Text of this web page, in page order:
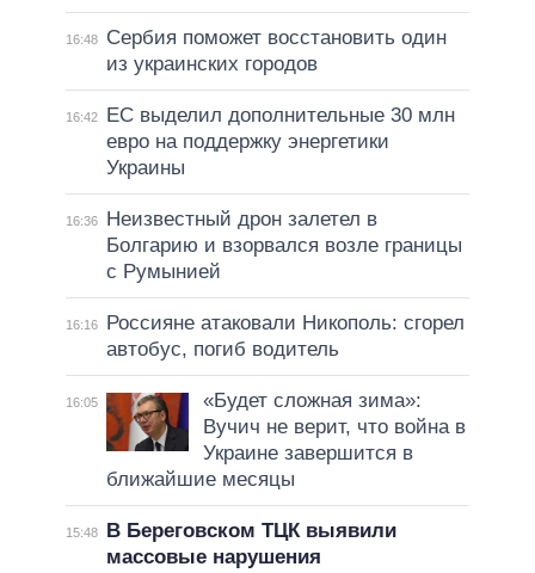
16:48
Сербия поможет восстановить один
из украинских городов
16:42
ЕС выделил дополнительные 30 млн
евро на поддержку энергетики
Украины
16:36
Неизвестный дрон залетел в
Болгарию и взорвался возле границы
с Румынией
16:16
Россияне атаковали Никополь: сгорел
автобус, погиб водитель
16:05
«Будет сложная зима»:
Вучич не верит, что война в
Украине завершится в
ближайшие месяцы
15:48
В Береговском ТЦК выявили
массовые нарушения